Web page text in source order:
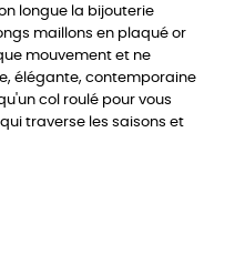
longue la bijouterie
maillons en plaqué or
mouvement et ne
élégante, contemporaine
col roulé pour vous
traverse les saisons et